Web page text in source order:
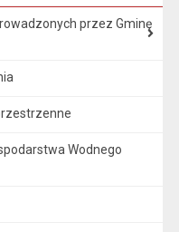
przez Gminę
Wodnego